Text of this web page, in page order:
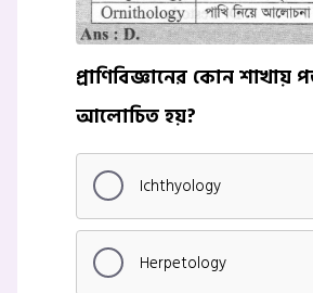
প্রাণিবিজ্ঞানের কোন শাখায়
আলোচিত হয়?
Ichthyology
Herpetology